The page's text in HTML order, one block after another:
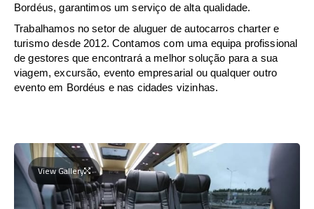
Bordéus, garantimos um serviço de alta qualidade.
Trabalhamos no setor de aluguer de autocarros charter e
turismo desde 2012. Contamos com uma equipa profissional
de gestores que encontrará a melhor solução para a sua
viagem, excursão, evento empresarial ou qualquer outro
evento em Bordéus e nas cidades vizinhas.
View Gallery